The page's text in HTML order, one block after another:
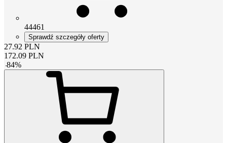
44461
Sprawdź szczegóły oferty
27.92 PLN
172.09 PLN
-84%